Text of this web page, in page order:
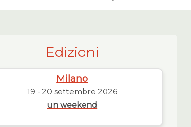
Edizioni
Milano
19 - 20 settembre 2026
un weekend